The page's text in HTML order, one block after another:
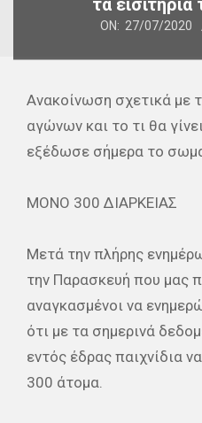
ON: 27/07/2020
Ανακοίνωση σχετικά με
αγώνων και το τι θα
εξέδωσε σήμερα το
ΜΟΝΟ 300 ΔΙΑΡΚΕΙΑΣ
Μετά την πλήρης
την Παρασκευή που μας
αναγκασμένοι να
ότι με τα σημερινά
εντός έδρας παιχνίδια
300 άτομα.